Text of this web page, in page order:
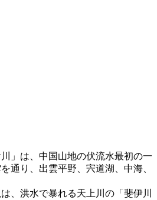
」は、中国山地の伏流水最初の一
通り、出雲平野、宍道湖、中海、
、洪水で暴れる天上川の「斐伊川